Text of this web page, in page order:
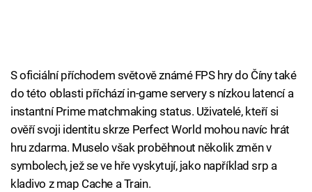
S oficiální příchodem světově známé FPS hry do Číny také
do této oblasti příchází in-game servery s nízkou latencí a
instantní Prime matchmaking status. Uživatelé, kteří si
ověří svoji identitu skrze Perfect World mohou navíc hrát
hru zdarma. Muselo však proběhnout několik změn v
symbolech, jež se ve hře vyskytují, jako například srp a
kladivo z map Cache a Train.